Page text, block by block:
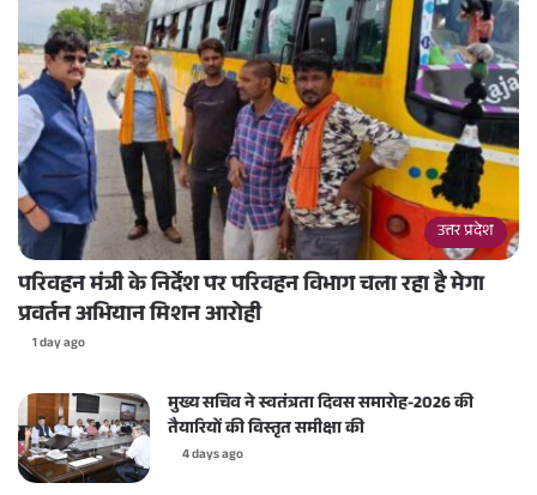
उत्तर प्रदेश
परिवहन मंत्री के निर्देश पर परिवहन विभाग चला रहा है मेगा
प्रवर्तन अभियान मिशन आरोही
1 day ago
मुख्य सचिव ने स्वतंत्रता दिवस समारोह-2026 की
तैयारियों की विस्तृत समीक्षा की
4 days ago